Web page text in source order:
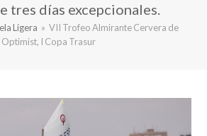
tres días excepcionales.
Ligera » VII Trofeo Almirante Cervera de
Optimist, I Copa Trasur